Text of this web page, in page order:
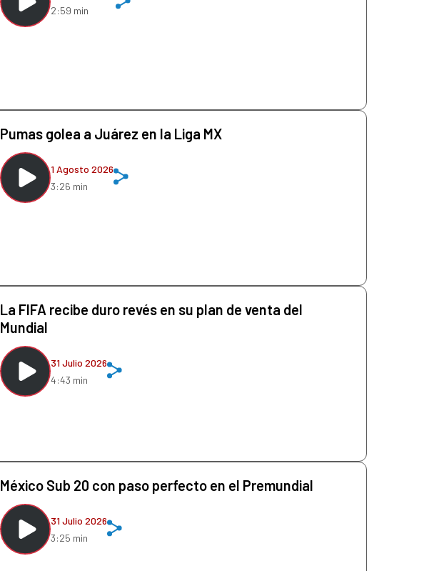
2:59 min
Pumas golea a Juárez en la Liga MX
1 Agosto 2026
3:26 min
La FIFA recibe duro revés en su plan de venta del
Mundial
31 Julio 2026
4:43 min
México Sub 20 con paso perfecto en el Premundial
31 Julio 2026
3:25 min